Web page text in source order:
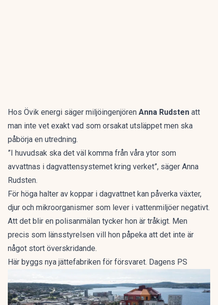
Hos Övik energi säger miljöingenjören Anna Rudsten att
man inte vet exakt vad som orsakat utsläppet men ska
påbörja en utredning.
”I huvudsak ska det väl komma från våra ytor som
avvattnas i dagvattensystemet kring verket”, säger Anna
Rudsten.
För höga halter av koppar i dagvattnet kan påverka växter,
djur och mikroorganismer som lever i vattenmiljöer negativt.
Att det blir en polisanmälan tycker hon är tråkigt. Men
precis som länsstyrelsen vill hon påpeka att det inte är
något stort överskridande.
Här byggs nya jättefabriken för försvaret. Dagens PS